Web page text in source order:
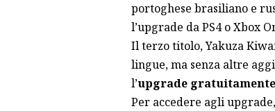
portoghese brasiliano e
l’upgrade da PS4 o Xbox
Il terzo titolo, Yakuza
lingue, ma senza altre
l’upgrade
Per accedere agli